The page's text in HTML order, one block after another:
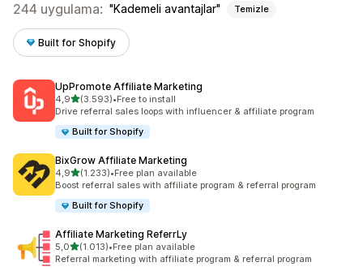
244 uygulama: Kademeli avantajlar Temizle
Built for Shopify
UpPromote Affiliate Marketing
4,95 yıldız üzerinden
(3.593)
toplam 3593 değerlendirme
•Free to install
Drive referral sales loops with influencer & affiliate program
Built for Shopify
BixGrow Affiliate Marketing
4,95 yıldız üzerinden
(1.233)
toplam 1233 değerlendirme
•Free plan available
Boost referral sales with affiliate program & referral program
Built for Shopify
Affiliate Marketing ReferrLy
5,05 yıldız üzerinden
(1.013)
toplam 1013 değerlendirme
•Free plan available
Referral marketing with affiliate program & referral program